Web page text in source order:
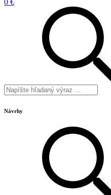
0 €
Návrhy